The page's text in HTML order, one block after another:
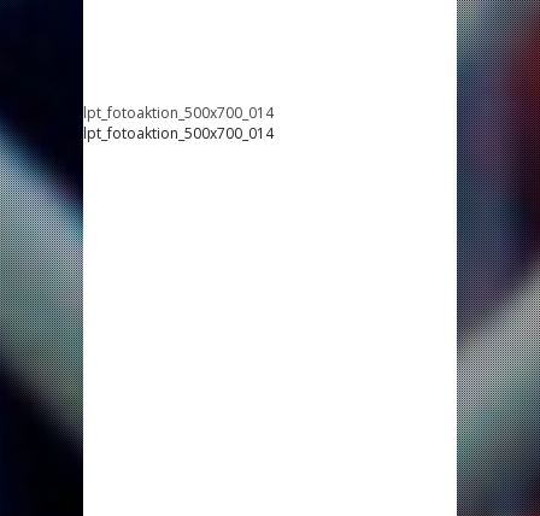
lpt_fotoaktion_500x700_014
lpt_fotoaktion_500x700_014